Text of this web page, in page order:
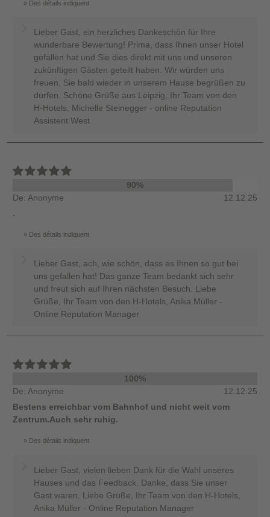
Des détails indiquent
Lieber Gast, ein herzliches Dankeschön für Ihre
wunderbare Bewertung! Prima, dass Ihnen unser Hotel
gefallen hat und Sie dies direkt mit uns und unseren
zukünftigen Gästen geteilt haben. Wir würden uns
freuen, Sie bald wieder in unserem Hause begrüßen zu
dürfen. Schöne Grüße aus Leipzig, Ihr Team von den
H-Hotels, Michelle Steinegger - online Reputation
Assistent West
90%
De: Anonyme
12.12.25
.
Des détails indiquent
Lieber Gast, ach, wie schön, dass es Ihnen so gut bei
uns gefallen hat! Das ganze Team bedankt sich sehr
und freut sich auf Ihren nächsten Besuch. Liebe
Grüße, Ihr Team von den H-Hotels, Anika Müller -
Online Reputation Manager
100%
De: Anonyme
12.12.25
Bestens erreichbar vom Bahnhof und nicht weit vom
Zentrum.Auch sehr ruhig.
Des détails indiquent
Lieber Gast, vielen lieben Dank für die Wahl unseres
Hauses und das Feedback. Danke, dass Sie unser
Gast waren. Liebe Grüße, Ihr Team von den H-Hotels,
Anika Müller - Online Reputation Manager